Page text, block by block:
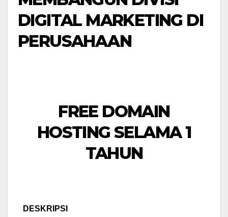
DIGITAL MARKETING DI
PERUSAHAAN
FREE DOMAIN
HOSTING SELAMA 1
TAHUN
DESKRIPSI